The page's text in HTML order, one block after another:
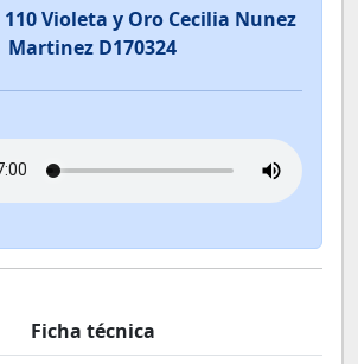
110 Violeta y Oro Cecilia Nunez
Martinez D170324
Ficha técnica